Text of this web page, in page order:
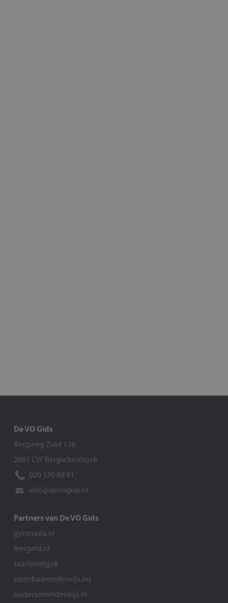
De VO Gids
Bergweg Zuid 126
2661 CW Bergschenhoek
020 570 89 81
info@devogids.nl
Partners van De VO Gids
gymnasia.nl
leergeld.nl
saarisnietgek
openbaaronderwijs.nu
oudersenonderwijs.nl